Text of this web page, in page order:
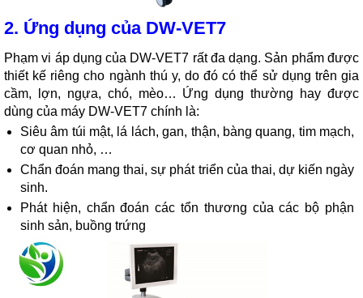
2. Ứng dụng của DW-VET7
Phạm vi áp dụng của DW-VET7 rất đa dạng. Sản phẩm được
thiết kế riêng cho ngành thú y, do đó có thể sử dụng trên gia
cầm, lợn, ngựa, chó, mèo… Ứng dụng thường hay được
dùng của máy DW-VET7 chính là:
Siêu âm túi mật, lá lách, gan, thận, bàng quang, tim mạch,
cơ quan nhỏ, …
Chẩn đoán mang thai, sự phát triển của thai, dự kiến ngày
sinh.
Phát hiện, chẩn đoán các tổn thương của các bộ phận
sinh sản, buồng trứng